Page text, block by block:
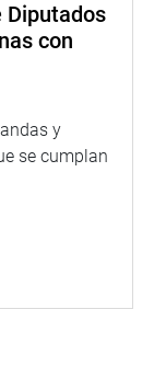
Diputados
con
y
se cumplan